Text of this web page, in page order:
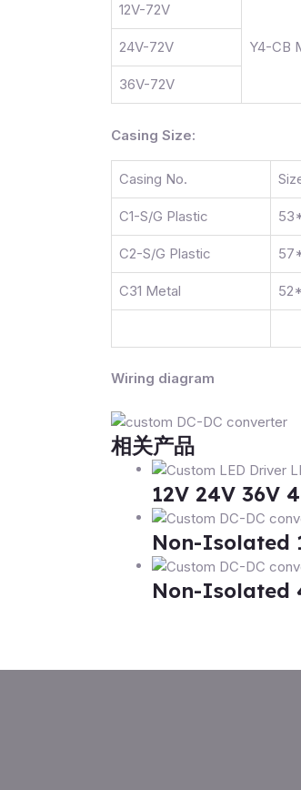
12V-72V
Y4-CB
24V-72V
36V-72V
Casing Size:
Casing No.
C1-S/G Plastic
C2-S/G Plastic
C31 Metal
Wiring diagram
相关产品
12V 24V 36V
Non-Isolated
Non-Isolated